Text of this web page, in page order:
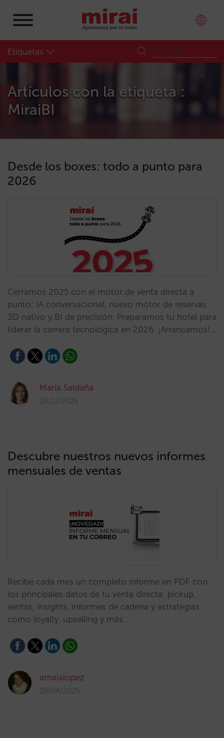
Etiquetas
Artículos con la etiqueta :
MiraiBI
Desde los boxes: todo a punto para
2026
Cerramos 2025 con el motor de venta directa a
punto: IA conversacional, nuevo motor de reservas
3D nativo y BI de precisión. Preparamos tu hotel para
liderar la carrera tecnológica en 2026. ¡Arrancamos!…
María Saldaña
29/12/2025
Descubre nuestros nuevos informes
mensuales de ventas
Recibe cada mes un completo informe en PDF con
los principales datos de tu venta directa: pickup,
ventas, insights, informes de cadena y estrategias
como loyalty, upselling y más.…
amaialopez
28/04/2025